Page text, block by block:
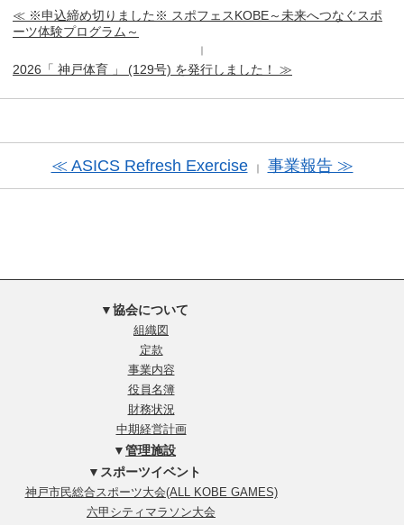
≪ ※申込締め切りました※ スポフェスKOBE～未来へつなぐスポ
ーツ体験プログラム～
｜
2026「 神戸体育 」 (129号) を発行しました！ ≫
≪ ASICS Refresh Exercise｜ 事業報告 ≫
▼協会について
組織図
定款
事業内容
役員名簿
財務状況
中期経営計画
▼管理施設
▼スポーツイベント
神戸市民総合スポーツ大会(ALL KOBE GAMES)
六甲シティマラソン大会